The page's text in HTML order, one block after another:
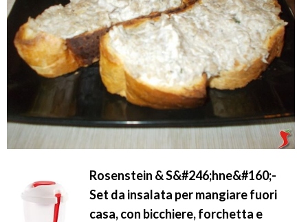
Rosenstein & S&#246;hne&#160;-
Set da insalata per mangiare fuori
casa, con bicchiere, forchetta e